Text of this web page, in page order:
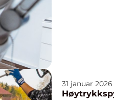
31 januar 2026